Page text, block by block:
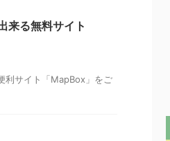
来る無料サイト
利サイト「MapBox」をご